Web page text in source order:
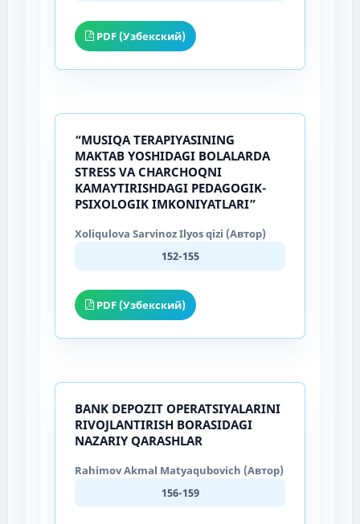
PDF (Узбекский)
“MUSIQA TERAPIYASINING
MAKTAB YOSHIDAGI BOLALARDA
STRESS VA CHARCHOQNI
KAMAYTIRISHDAGI PEDAGOGIK-
PSIXOLOGIK IMKONIYATLARI”
Xoliqulova Sarvinoz Ilyos qizi (Автор)
152-155
PDF (Узбекский)
BANK DEPOZIT OPERATSIYALARINI
RIVOJLANTIRISH BORASIDAGI
NAZARIY QARASHLAR
Rahimov Akmal Matyaqubovich (Автор)
156-159